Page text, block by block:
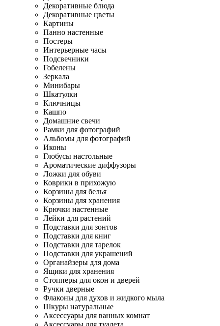
Декоративные блюда
Декоративные цветы
Картины
Панно настенные
Постеры
Интерьерные часы
Подсвечники
Гобелены
Зеркала
Минибары
Шкатулки
Ключницы
Кашпо
Домашние свечи
Рамки для фотографий
Альбомы для фотографий
Иконы
Глобусы настольные
Ароматические диффузоры
Ложки для обуви
Коврики в прихожую
Корзины для белья
Корзины для хранения
Крючки настенные
Лейки для растений
Подставки для зонтов
Подставки для книг
Подставки для тарелок
Подставки для украшений
Органайзеры для дома
Ящики для хранения
Стопперы для окон и дверей
Ручки дверные
Флаконы для духов и жидкого мыла
Шкуры натуральные
Аксессуары для ванных комнат
Аксессуары для туалета